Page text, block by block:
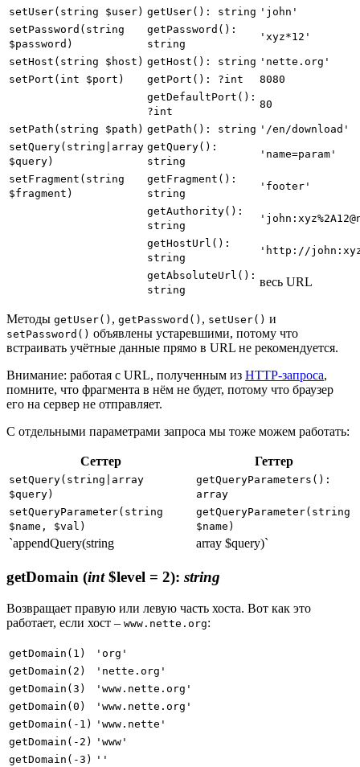
setUser(string $user) getUser(): string 'john'
setPassword(string
$password)
getPassword():
string
'xyz*12'
setHost(string $host) getHost(): string 'nette.org'
setPort(int $port)
getPort(): ?int
8080
getDefaultPort():
?int
80
setPath(string $path) getPath(): string '/en/download'
setQuery(string|array
$query)
getQuery():
string
'name=param'
setFragment(string
$fragment)
getFragment():
string
'footer'
getAuthority():
string
getHostUrl():
string
'http://
getAbsoluteUrl():
string
весь URL
Методы getUser() , getPassword() , setUser() и
setPassword() объявлены устаревшими, потому что
встраивать учётные данные прямо в URL не рекомендуется.
Внимание: работая с URL, полученным из HTTP-запроса,
помните, что фрагмента в нём не будет, потому что браузер
его на сервер не отправляет.
С отдельными параметрами запроса мы тоже можем работать:
Сеттер Геттер
setQuery(string|array
$query)
getQueryParameters():
array
setQueryParameter(string
$name, $val)
getQueryParameter(string
$name)
`appendQuery(string array $query)`
getDomain (int$level = 2): string
Возвращает правую или левую часть хоста. Вот как это
работает, если хост – www.nette.org:
getDomain(1)
'org'
getDomain(2)
'nette.org'
getDomain(3)
'www.nette.org'
getDomain(0)
'www.nette.org'
getDomain(-1)
'www.nette'
getDomain(-2)
'www'
getDomain(-3)
''